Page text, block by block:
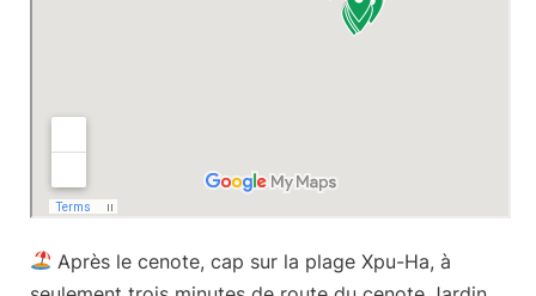
Après le cenote, cap sur la plage Xpu-Ha, à